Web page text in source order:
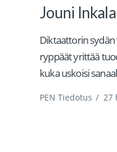
Jouni
Diktaattorin
ryppäät yrittää
kuka uskoisi
PEN Tiedotus / 27